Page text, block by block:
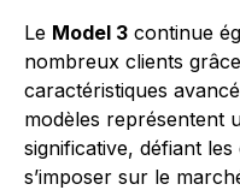
Le Model 3 continue
nombreux clients
caractéristiques
modèles représentent
significative, défiant
s’imposer sur le